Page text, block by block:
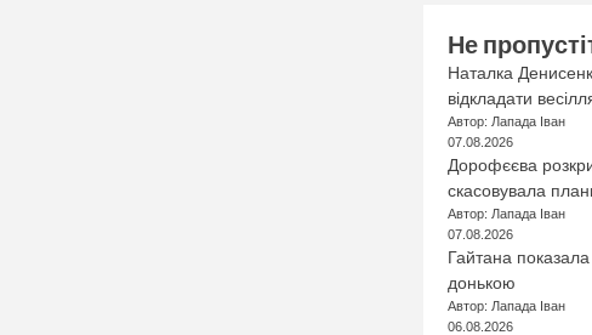
Не
Наталка
відкладати
Автор: Лапада Іван
07.08.2026
Дорофєєва
скасовувала
Автор: Лапада Іван
07.08.2026
Гайтана
донькою
Автор: Лапада Іван
06.08.2026